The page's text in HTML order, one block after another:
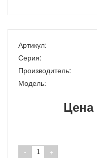
Артикул:
Серия:
Производитель:
Модель:
Цена
- 1 +